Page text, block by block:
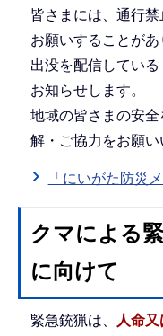
皆さまには、通行
お願いすることが
出没を配信してい
お知らせします。
地域の皆さまの安
解・ご協力をお願い
「にいがた防災
クマによる
に向けて
緊急銃猟は、
人命